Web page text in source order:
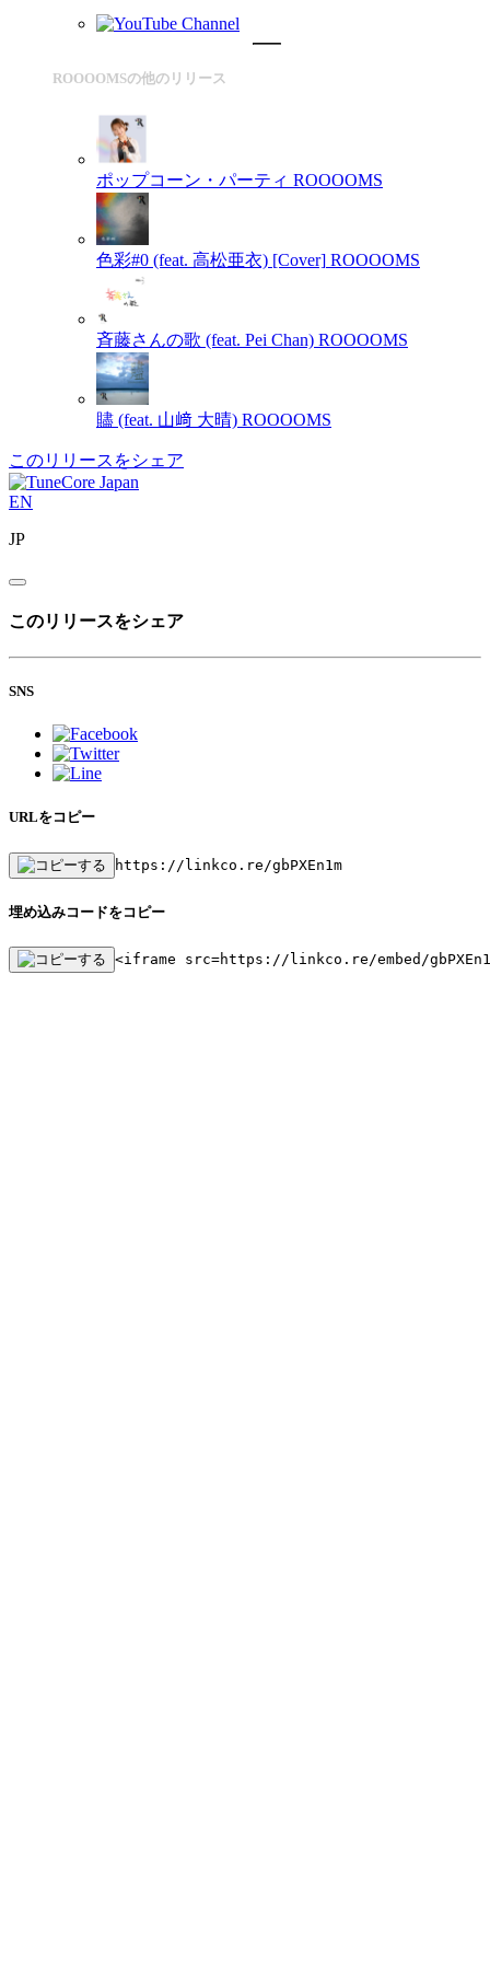
ROOOOMSの他のリリース
ポップコーン・パーティ ROOOOMS
色彩#0 (feat. 高松亜衣) [Cover] ROOOOMS
斉藤さんの歌 (feat. Pei Chan) ROOOOMS
贐 (feat. 山﨑 大晴) ROOOOMS
このリリースをシェア
EN
JP
このリリースをシェア
SNS
URLをコピー
https://linkco.re/gbPXEn1m
埋め込みコードをコピー
<iframe src=https://linkco.re/embed/